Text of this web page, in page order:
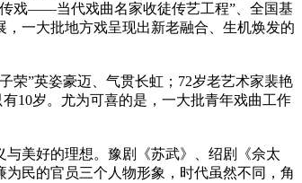
戏——当代戏曲名家收徒传艺工程”、全国基
一大批地方戏呈现出新老融合、生机焕发的
”英姿豪迈、气贯长虹；72岁老艺术家裴艳
10岁。尤为可喜的是，一大批青年戏曲工作
美好的理想。豫剧《苏武》、绍剧《佘太
民的官员三个人物形象，时代虽然不同，角